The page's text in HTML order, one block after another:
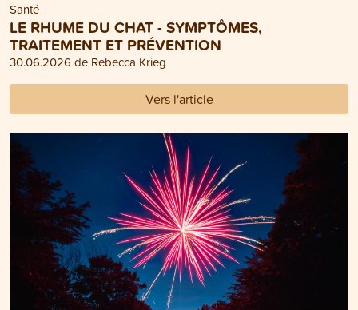
Santé
LE RHUME DU CHAT - SYMPTÔMES,
TRAITEMENT ET PRÉVENTION
30.06.2026 de Rebecca Krieg
Vers l'article